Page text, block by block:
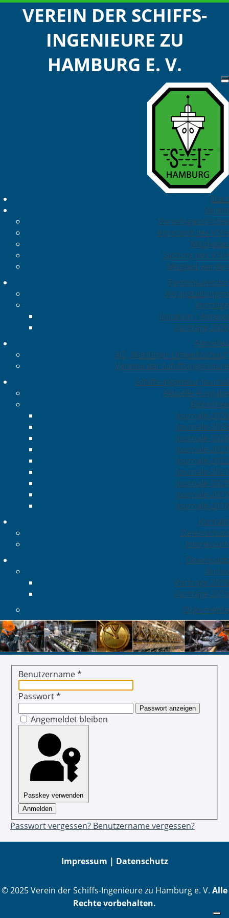
VEREIN DER SCHIFFS-
INGENIEURE ZU
HAMBURG E. V.
Start
Verein
Vereinsgeschichte
Vorstand des VSIH
Mitglieder
Satzung des VSIH
Mitglied werden
Terminkalender
Veranstaltungen
Vorträge
Location / Anreise
Vorträge 2026
Aktuelles
AG „Maritimer Umweltschutz“
Vereine der Schiffsingenieure
Schiffs-Ingenieur Journal
Aktuelle Ausgabe
Bibliothek
Journale-2026
Journale-2025
Journale-2024
Journale-2023
Journale-2022
Journale-2021
Journale-2020
Journale-2019
Journale-2018
Kontakt
Datenschutz
Impressum
Downloads
Archiv
Vorträge 2018
Vorträge 2019
Dokumente
Benutzername*
Passwort*
Passwort anzeigen
Angemeldet bleiben
Passkey verwenden
Anmelden
Passwort vergessen? Benutzername vergessen?
Impressum | Datenschutz
© 2025 Verein der Schiffs-Ingenieure zu Hamburg e. V. Alle
Rechte vorbehalten.